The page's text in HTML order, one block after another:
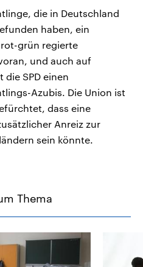
die in Deutschland
haben, ein
grün regierte
und auch auf
SPD einen
Azubis. Die Union ist
dass eine
Anreiz zur
sein könnte.
Thema